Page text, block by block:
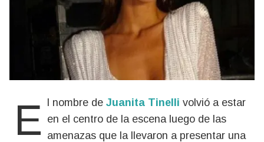
El nombre de Juanita Tinelli volvió a estar
en el centro de la escena luego de las
amenazas que la llevaron a presentar una